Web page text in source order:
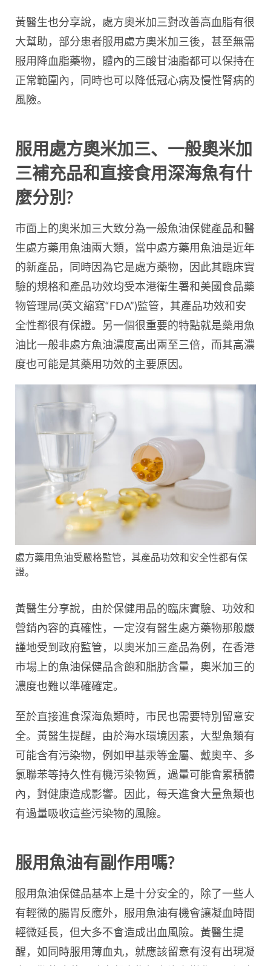
黃醫生也分享說，處方奧米加三對改善高血脂有很
大幫助，部分患者服用處方奧米加三後，甚至無需
服用降血脂藥物，體內的三酸甘油脂都可以保持在
正常範圍內，同時也可以降低冠心病及慢性腎病的
風險。
服用處方奧米加三、一般奧米加
三補充品和直接食用深海魚有什
麼分別?
市面上的奧米加三大致分為一般魚油保健產品和醫
生處方藥用魚油兩大類，當中處方藥用魚油是近年
的新產品，同時因為它是處方藥物，因此其臨床實
驗的規格和產品功效均受本港衛生署和美國食品藥
物管理局(英文縮寫“FDA”)監管，其產品功效和安
全性都很有保證。另一個很重要的特點就是藥用魚
油比一般非處方魚油濃度高出兩至三倍，而其高濃
度也可能是其藥用功效的主要原因。
處方藥用魚油受嚴格監管，其產品功效和安全性都有保
證。
黃醫生分享說，由於保健用品的臨床實驗、功效和
營銷內容的真確性，一定沒有醫生處方藥物那般嚴
謹地受到政府監管，以奧米加三產品為例，在香港
市場上的魚油保健品含飽和脂肪含量，奧米加三的
濃度也難以準確確定。
至於直接進食深海魚類時，市民也需要特別留意安
全。黃醫生提醒，由於海水環境因素，大型魚類有
可能含有污染物，例如甲基汞等金屬、戴奧辛、多
氯聯苯等持久性有機污染物質，過量可能會累積體
內，對健康造成影響。因此，每天進食大量魚類也
有過量吸收這些污染物的風險。
服用魚油有副作用嗎?
服用魚油保健品基本上是十分安全的，除了一些人
有輕微的腸胃反應外，服用魚油有機會讓凝血時間
輕微延長，但大多不會造成出血風險。黃醫生提
醒，如同時服用薄血丸，就應該留意有沒有出現凝